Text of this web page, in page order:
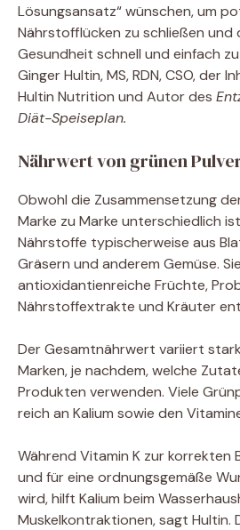
Lösungsansatz“ wünschen, um
Nährstofflücken zu schließen und
Gesundheit schnell und einfach
Ginger Hultin, MS, RDN, CSO, der
Hultin Nutrition und Autor des
Diät-Speiseplan.
Nährwert von grünen
Obwohl die Zusammensetzung
Marke zu Marke unterschiedlich
Nährstoffe typischerweise aus
Gräsern und anderem Gemüse.
antioxidantienreiche Früchte,
Nährstoffextrakte und Kräuter
Der Gesamtnährwert variiert
Marken, je nachdem, welche
Produkten verwenden. Viele
reich an Kalium sowie den
Während Vitamin K zur korrekten
und für eine ordnungsgemäße
wird, hilft Kalium beim
Muskelkontraktionen, sagt Hultin.